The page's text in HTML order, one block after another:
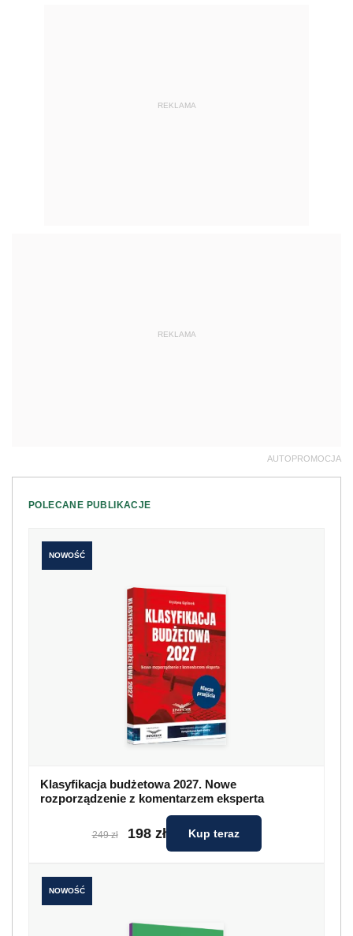
REKLAMA
REKLAMA
AUTOPROMOCJA
POLECANE PUBLIKACJE
NOWOŚĆ
Klasyfikacja budżetowa 2027. Nowe
rozporządzenie z komentarzem eksperta
249 zł 198 zł Kup teraz
NOWOŚĆ